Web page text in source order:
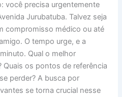
você precisa urgentemente
Jurubatuba. Talvez seja
compromisso médico ou até
O tempo urge, e a
Qual o melhor
Quais os pontos de referência
perder? A busca por
se torna crucial nesse